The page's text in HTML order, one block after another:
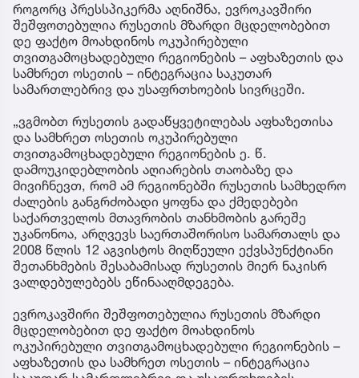
როგორც პრესსპიკერმა აღნიშნა, ევროკავშირი
შეშფოთებულია რუსეთის მზარდი მცდელობებით
დე ფაქტო მოახდინოს ოკუპირებული
თვითგამოცხადებული რეგიონების – აფხაზეთის და
სამხრეთ ოსეთის – ინტეგრაცია საკუთარ
სამართლებრივ და უსაფრთხოების სივრცეში.
„ვგმობთ რუსეთის გადაწყვეტილებას აფხაზეთისა
და სამხრეთ ოსეთის ოკუპირებული
თვითგამოცხადებული რეგიონების ე. წ.
დამოუკიდებლობის აღიარების თაობაზე და
მივიჩნევთ, რომ ამ რეგიონებში რუსეთის სამხედრო
ძალების განგრძობადი ყოფნა და ქმედებები
საქართველოს მთავრობის თანხმობის გარეშე
უკანონოა, არღვევს საერთაშორისო სამართალს და
2008 წლის 12 აგვისტოს მიღწეული ექვსპუნქტიანი
შეთანხმების შესაბამისად რუსეთის მიერ ნაკისრ
ვალდებულებებს ეწინააღმდეგება.
ევროკავშირი შეშფოთებულია რუსეთის მზარდი
მცდელობებით დე ფაქტო მოახდინოს
ოკუპირებული თვითგამოცხადებული რეგიონების –
აფხაზეთის და სამხრეთ ოსეთის – ინტეგრაცია